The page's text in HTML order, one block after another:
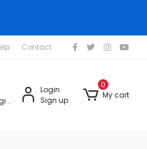
Contact
Select Region
Login
Sign up
0
My cart